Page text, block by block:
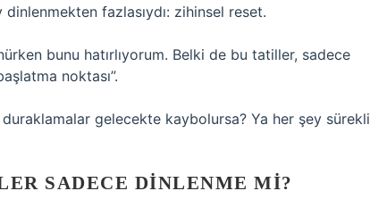
fazlasıydı: zihinsel reset.
bunu hatırlıyorum. Belki de bu tatiller, sadece
noktası”.
gelecekte kaybolursa? Ya her şey sürekli
SADECE DINLENME MI?